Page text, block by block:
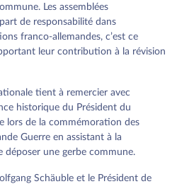
Les assemblées
de responsabilité dans
franco-allemandes, c’est ce
leur contribution à la révision
tient à remercier avec
historique du Président du
lors de la commémoration des
Guerre en assistant à la
déposer une gerbe commune.
Schäuble et le Président de